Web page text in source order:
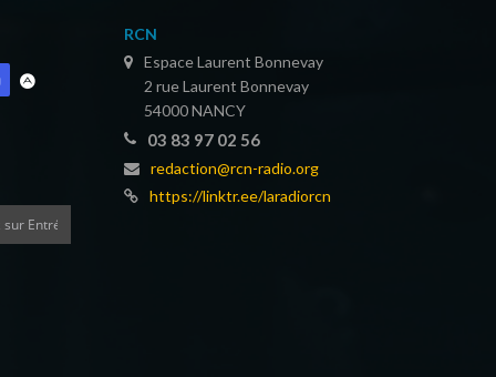
RCN
Espace Laurent Bonnevay
2 rue Laurent Bonnevay
54000 NANCY
03 83 97 02 56
redaction@rcn-radio.org
https://linktr.ee/laradiorcn